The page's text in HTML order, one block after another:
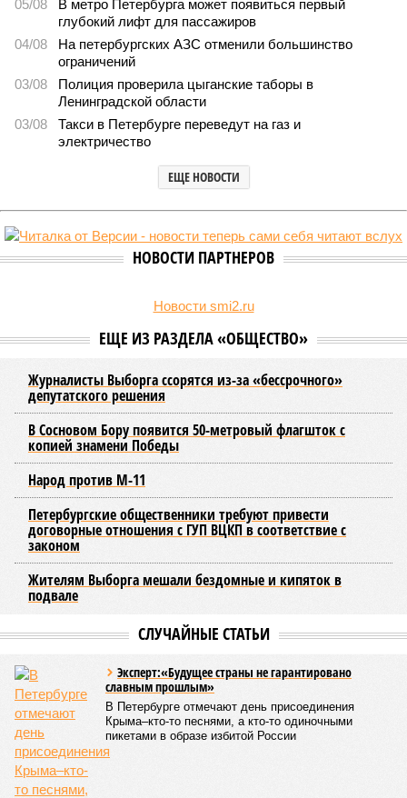
05/08
В метро Петербурга может появиться первый
глубокий лифт для пассажиров
04/08
На петербургских АЗС отменили большинство
ограничений
03/08
Полиция проверила цыганские таборы в
Ленинградской области
03/08
Такси в Петербурге переведут на газ и
электричество
ЕЩЕ НОВОСТИ
НОВОСТИ ПАРТНЕРОВ
Новости smi2.ru
ЕЩЕ ИЗ РАЗДЕЛА «ОБЩЕСТВО»
Журналисты Выборга ссорятся из-за «бессрочного»
депутатского решения
В Сосновом Бору появится 50-метровый флагшток с
копией знамени Победы
Народ против М-11
Петербургские общественники требуют привести
договорные отношения с ГУП ВЦКП в соответствие с
законом
Жителям Выборга мешали бездомные и кипяток в
подвале
СЛУЧАЙНЫЕ СТАТЬИ
Эксперт:«Будущее страны не гарантировано
славным прошлым»
В Петербурге отмечают день присоединения
Крыма–кто-то песнями, а кто-то одиночными
пикетами в образе избитой России